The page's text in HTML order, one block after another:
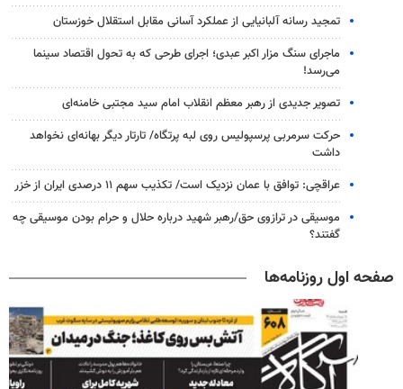
تمجید رسانه آلبانیایی از عملکرد آسانی مقابل استقلال خوزستان
ماجرای سنگ مزار اکبر عبدی؛ اجرای طرحی که به تحول اقتصاد سینما
می‌رسد!
تصویر جدیدی از رهبر معظم انقلاب امام سید مجتبی خامنه‌ای
حرکت سرمربی پرسپولیس روی لبه پرتگاه/ تارتار دیگر بهانه‌ای نخواهد
داشت
عراقچی: توافق با عمان نزدیک است/ تکذیب سهم ۱۱ درصدی ایران از خزر
موسیقی در ترازوی حق/رهبر شهید درباره حلال و حرام بودن موسیقی چه
گفتند؟
صفحه اول روزنامه‌ها